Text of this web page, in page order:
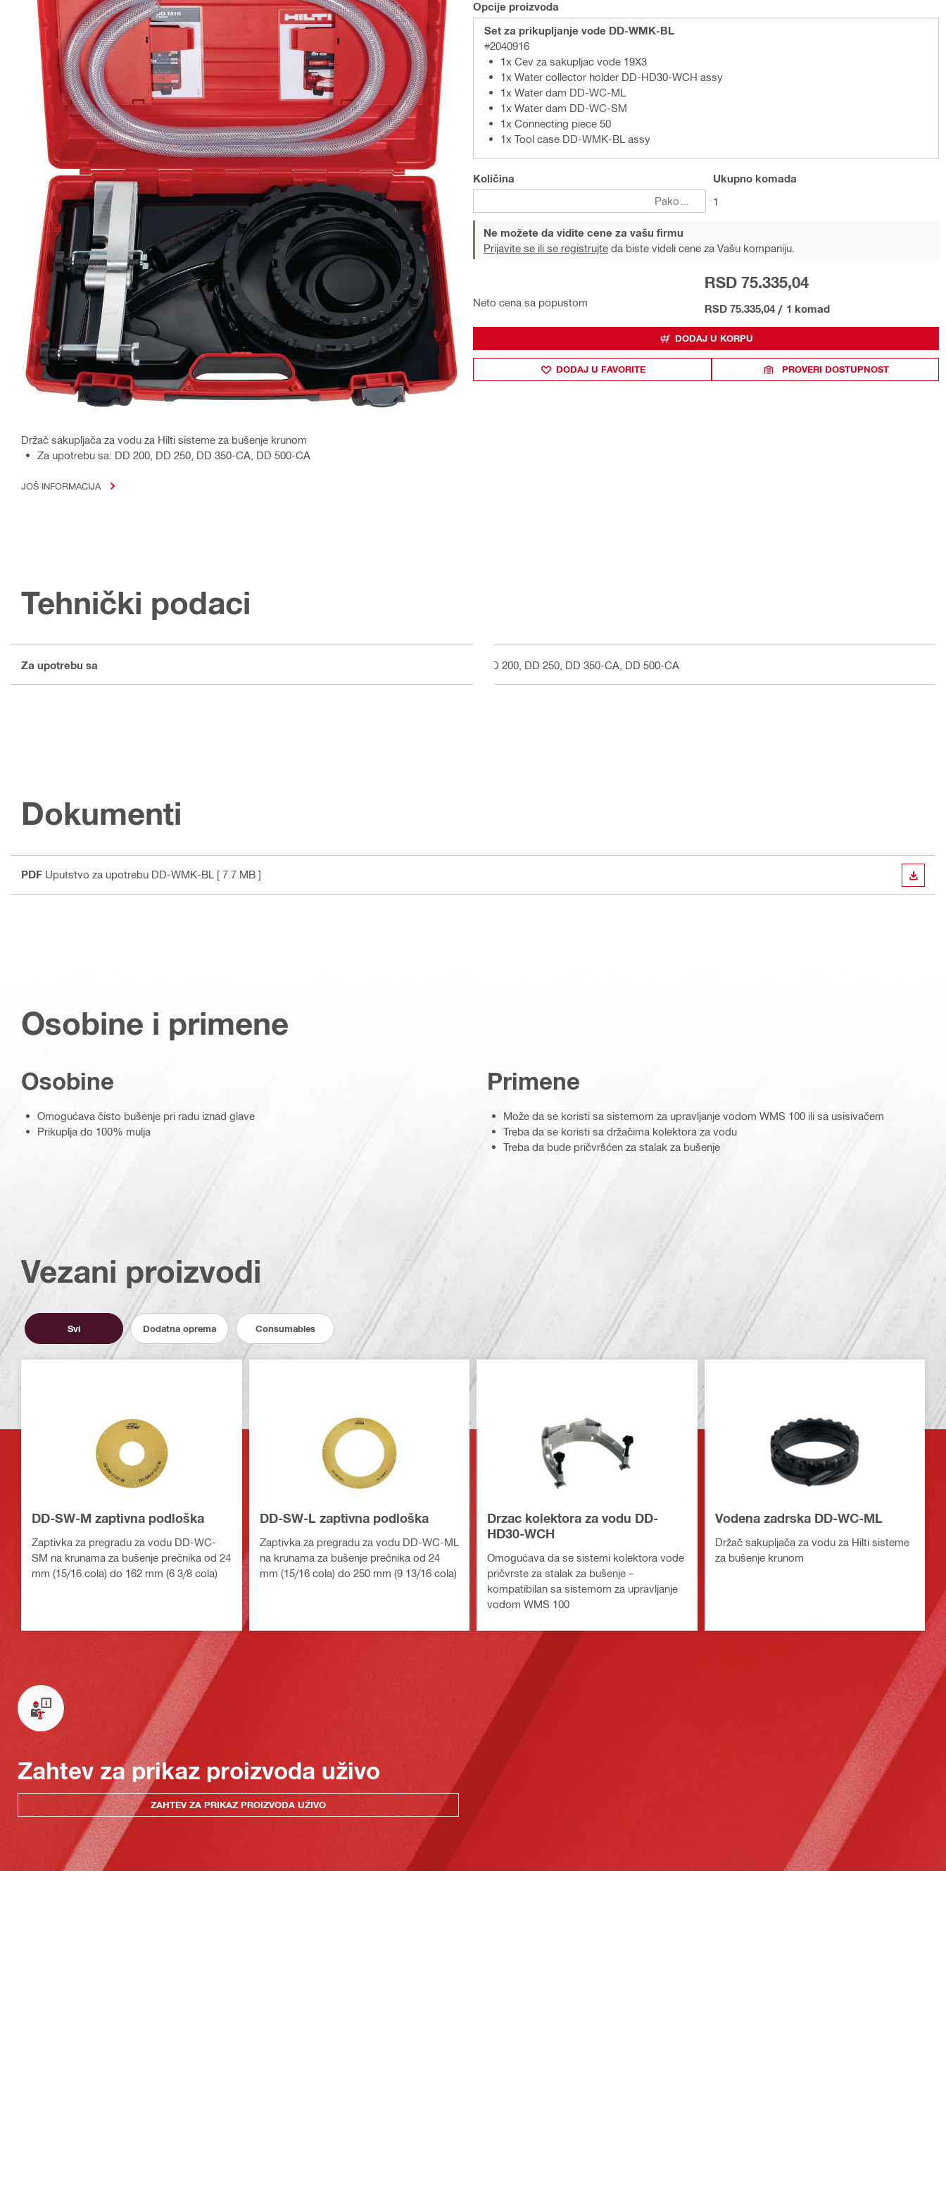
Držač sakupljača za vodu za Hilti sisteme za bušenje krunom
Za upotrebu sa: DD 200, DD 250, DD 350-CA, DD 500-CA
JOŠ INFORMACIJA
Opcije proizvoda
Set za prikupljanje vode DD-WMK-BL
#2040916
1x Cev za sakupljac vode 19X3
1x Water collector holder DD-HD30-WCH assy
1x Water dam DD-WC-ML
1x Water dam DD-WC-SM
1x Connecting piece 50
1x Tool case DD-WMK-BL assy
Količina
Ukupno komada
1
Ne možete da vidite cene za vašu firmu
Prijavite se ili se registrujte da biste videli cene za Vašu kompaniju.
Neto cena sa popustom
RSD 75.335,04
RSD 75.335,04 / 1 komad
DODAJ U KORPU
DODAJ U FAVORITE PROVERI DOSTUPNOST
Tehnički podaci
Za upotrebu sa DD 200, DD 250, DD 350-CA, DD 500-CA
Dokumenti
PDF Uputstvo za upotrebu DD-WMK-BL [ 7.7 MB ]
Osobine i primene
Osobine
Omogućava čisto bušenje pri radu iznad glave
Prikuplja do 100% mulja
Primene
Može da se koristi sa sistemom za upravljanje vodom WMS 100 ili sa usisivačem
Treba da se koristi sa držačima kolektora za vodu
Treba da bude pričvršćen za stalak za bušenje
Vezani proizvodi
Svi Dodatna oprema Consumables
DD-SW-M zaptivna podloška
Zaptivka za pregradu za vodu DD-WC-
SM na krunama za bušenje prečnika od 24
mm (15/16 cola) do 162 mm (6 3/8 cola)
DD-SW-L zaptivna podloška
Zaptivka za pregradu za vodu DD-WC-ML
na krunama za bušenje prečnika od 24
mm (15/16 cola) do 250 mm (9 13/16 cola)
Drzac kolektora za vodu DD-
HD30-WCH
Omogućava da se sistemi kolektora vode
pričvrste za stalak za bušenje –
kompatibilan sa sistemom za upravljanje
vodom WMS 100
Vodena zadrska DD-WC-ML
Držač sakupljača za vodu za Hilti sisteme
za bušenje krunom
Zahtev za prikaz proizvoda uživo
ZAHTEV ZA PRIKAZ PROIZVODA UŽIVO